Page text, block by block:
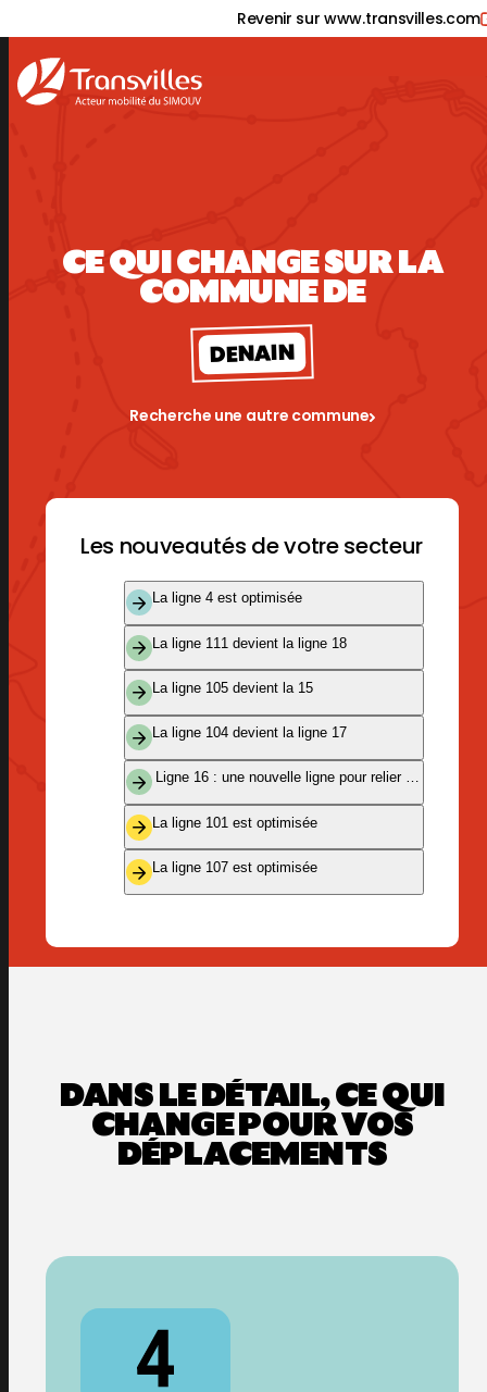
Revenir sur www.transvilles.com
CE QUI CHANGE SUR LA
COMMUNE DE
DENAIN
Recherche une autre commune
Les nouveautés de votre secteur
La ligne 4 est optimisée
La ligne 111 devient la ligne 18
La ligne 105 devient la 15
La ligne 104 devient la ligne 17
Ligne 16 : une nouvelle ligne pour relier
La ligne 101 est optimisée
La ligne 107 est optimisée
DANS LE DÉTAIL, CE QUI
CHANGE POUR VOS
DÉPLACEMENTS
Panneau de gestion des cookies